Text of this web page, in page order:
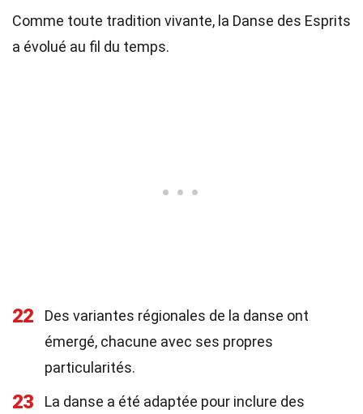
Comme toute tradition vivante, la Danse des Esprits
a évolué au fil du temps.
22
Des variantes régionales de la danse ont
émergé, chacune avec ses propres
particularités.
23
La danse a été adaptée pour inclure des